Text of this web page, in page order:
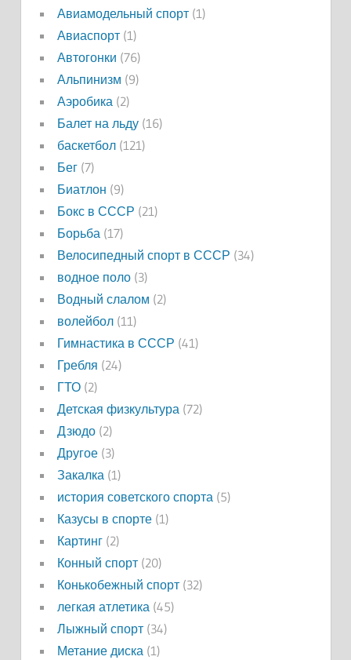
Авиамодельный спорт(1)
Авиаспорт(1)
Автогонки (76)
Альпинизм (9)
Аэробика(2)
Балет на льду(16)
баскетбол(121)
Бег(7)
Биатлон (9)
Бокс в СССР (21)
Борьба(17)
Велосипедный спорт в СССР (34)
водное поло(3)
Водный слалом (2)
волейбол(11)
Гимнастика в СССР (41)
Гребля (24)
ГТО(2)
Детская физкультура(72)
Дзюдо(2)
Другое(3)
Закалка(1)
история советского спорта(5)
Казусы в спорте(1)
Картинг(2)
Конный спорт(20)
Конькобежный спорт(32)
легкая атлетика(45)
Лыжный спорт(34)
Метание диска(1)